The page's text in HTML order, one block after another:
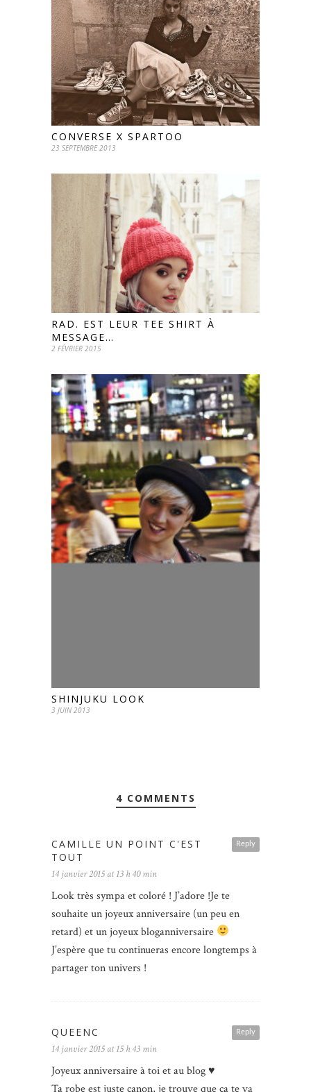
CONVERSE X SPARTOO
23 SEPTEMBRE 2013
RAD. EST LEUR TEE SHIRT À
MESSAGE…
2 FÉVRIER 2015
SHINJUKU LOOK
3 JUIN 2013
4 COMMENTS
Reply
CAMILLE UN POINT C'EST
TOUT
14 janvier 2015 at 13 h 40 min
Look très sympa et coloré ! J’adore !Je te
souhaite un joyeux anniversaire (un peu en
retard) et un joyeux bloganniversaire
J’espère que tu continueras encore longtemps à
partager ton univers !
Reply
QUEENC
14 janvier 2015 at 15 h 43 min
Joyeux anniversaire à toi et au blog ♥
Ta robe est juste canon, je trouve que ça te va